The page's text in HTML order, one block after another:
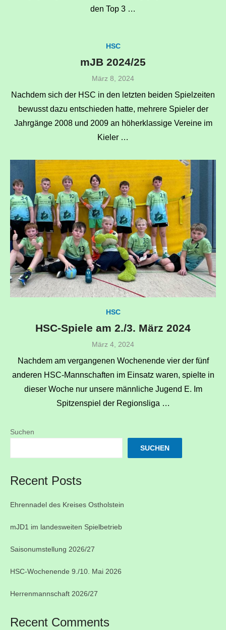
den Top 3 …
HSC
mJB 2024/25
Veröffentlicht
März 8, 2024
Nachdem sich der HSC in den letzten beiden Spielzeiten
bewusst dazu entschieden hatte, mehrere Spieler der
Jahrgänge 2008 und 2009 an höherklassige Vereine im
Kieler …
HSC
HSC-Spiele am 2./3. März 2024
Veröffentlicht
März 4, 2024
Nachdem am vergangenen Wochenende vier der fünf
anderen HSC-Mannschaften im Einsatz waren, spielte in
dieser Woche nur unsere männliche Jugend E. Im
Spitzenspiel der Regionsliga …
Suchen
SUCHEN
Recent Posts
Ehrennadel des Kreises Ostholstein
mJD1 im landesweiten Spielbetrieb
Saisonumstellung 2026/27
HSC-Wochenende 9./10. Mai 2026
Herrenmannschaft 2026/27
Recent Comments